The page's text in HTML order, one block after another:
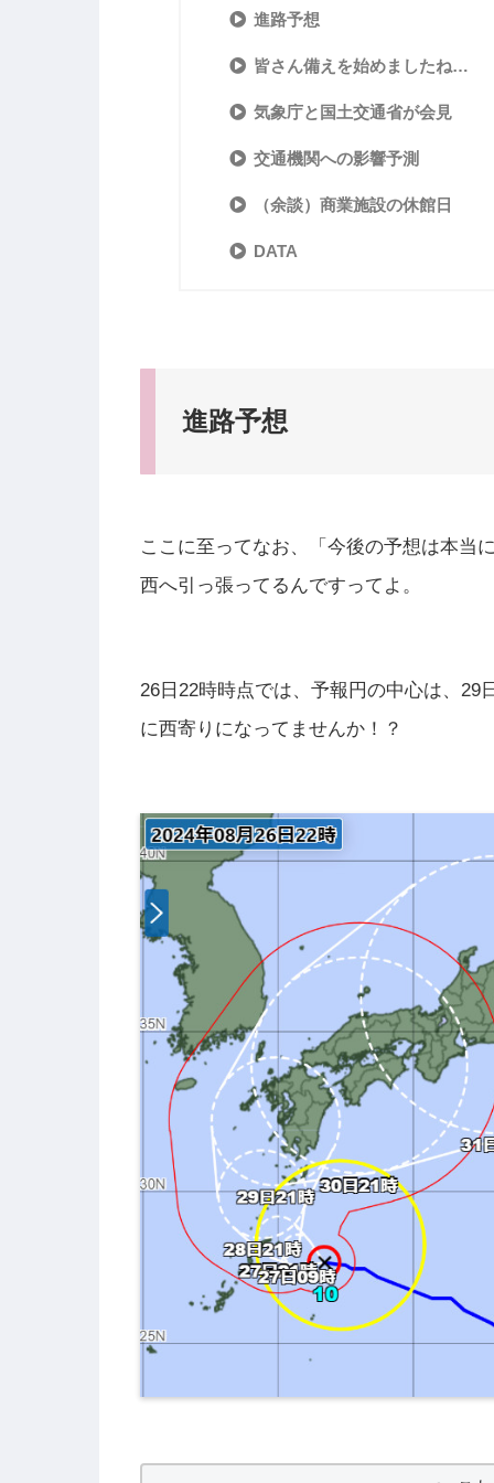
進路予想
皆さん備えを始めましたね…
気象庁と国土交通省が会見
交通機関への影響予測
（余談）商業施設の休館日
DATA
進路予想
ここに至ってなお、「今後の予想は本当
西へ引っ張ってるんですってよ。
26日22時時点では、予報円の中心は、
に西寄りになってませんか！？